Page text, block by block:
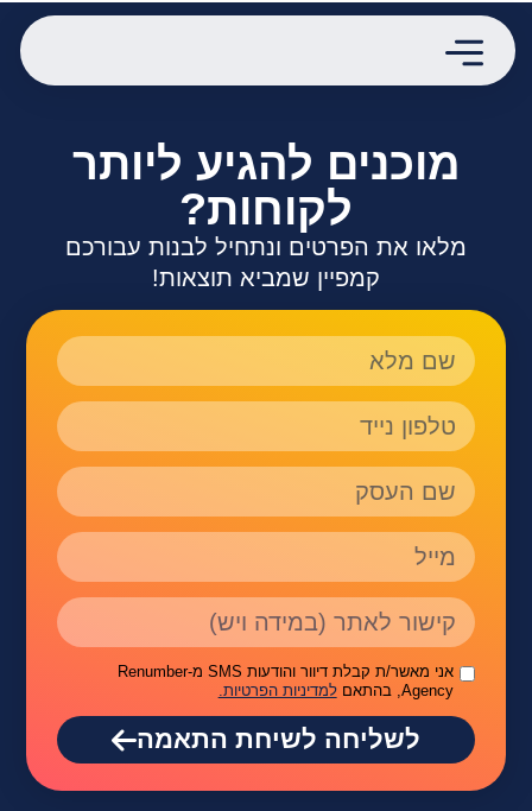
מוכנים להגיע ליותר
לקוחות?
מלאו את הפרטים ונתחיל לבנות עבורכם
קמפיין שמביא תוצאות!
אני מאשר/ת קבלת דיוור והודעות SMS מ-Renumber
Agency, בהתאם
למדיניות הפרטיות.
לשליחה לשיחת התאמה